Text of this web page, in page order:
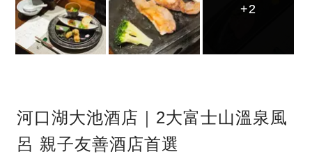
+2
+2
+2
河口湖大池酒店｜2大富士山溫泉風
呂 親子友善酒店首選